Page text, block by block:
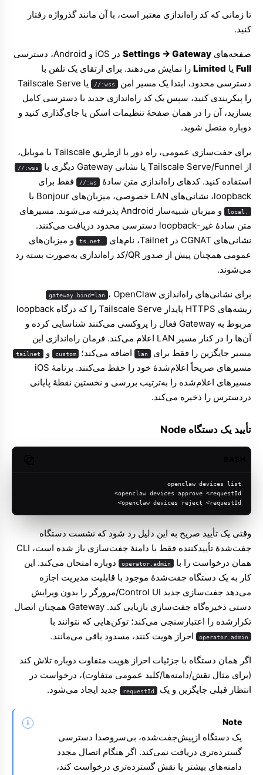
تا زمانی که کد راه‌اندازی معتبر است، با آن مانند گذرواژه رفتار
کنید.
صفحه‌های Settings → Gateway در iOS و Android، دسترسی
Full یا Limited را نمایش می‌دهند. برای ارتقای یک تلفن با
دسترسی محدود، ابتدا یک مسیر امن
wss://
یا Tailscale Serve
را پیکربندی کنید، سپس یک کد راه‌اندازی جدید با دسترسی کامل
بسازید، آن را در همان صفحهٔ تنظیمات اسکن یا جای‌گذاری کنید و
دوباره متصل شوید.
برای جفت‌سازی عمومی، راه دور یا ازطریق Tailscale با موبایل،
از Tailscale Serve/Funnel یا نشانی Gateway دیگری با
wss://
استفاده کنید. کدهای راه‌اندازی متن سادهٔ ws://
فقط برای
loopback، نشانی‌های LAN خصوصی، میزبان‌های Bonjour با
و میزبان شبیه‌ساز Android پذیرفته می‌شوند. مسیرهای
متن سادهٔ غیر-loopback دسترسی محدود دریافت می‌کنند.
نشانی‌های CGNAT در Tailnet، نام‌های
و میزبان‌های
عمومی همچنان پیش از صدور QR/کد راه‌اندازی به‌صورت بسته رد
می‌شوند.
برای نشانی‌های راه‌اندازی gateway.bind=lan ، OpenClaw
ریشه‌های HTTPS پایدار Tailscale Serve را که درگاه loopback
مربوط به Gateway فعال را پروکسی می‌کنند شناسایی کرده و
آن‌ها را در کنار مسیر LAN اعلام می‌کند. فرمان راه‌اندازی این
مسیر جایگزین را فقط برای
lan اضافه می‌کند؛ custom و tailnet
مسیرهای صریحاً اعلام‌شدهٔ خود را حفظ می‌کنند. برنامهٔ iOS
مسیرهای اعلام‌شده را به‌ترتیب بررسی و نخستین نقطهٔ پایانی
دردسترس را ذخیره می‌کند.
تأیید یک دستگاه Node
openclaw devices list
openclaw devices approve <requestId>
openclaw devices reject <requestId>
وقتی یک تأیید صریح به این دلیل رد شود که نشست دستگاه
جفت‌شدهٔ تأییدکننده فقط با دامنهٔ جفت‌سازی باز شده است، CLI
همان درخواست را با
operator.admin دوباره امتحان می‌کند. این
کار به یک دستگاه جفت‌شدهٔ موجود با قابلیت مدیریت اجازه
می‌دهد جفت‌سازی جدید Control UI/مرورگر را بدون ویرایش
دستی ذخیره‌گاه جفت‌سازی بازیابی کند. Gateway همچنان اتصال
تکرارشده را اعتبارسنجی می‌کند؛ توکن‌هایی که نتوانند با
operator.admin احراز هویت کنند، مسدود باقی می‌مانند.
اگر همان دستگاه با جزئیات احراز هویت متفاوت دوباره تلاش کند
(برای مثال نقش/دامنه‌ها/کلید عمومی متفاوت)، درخواست در
انتظار قبلی جایگزین و یک
requestId جدید ایجاد می‌شود.
Note
یک دستگاه ازپیش‌جفت‌شده، بی‌سروصدا دسترسی
گسترده‌تری دریافت نمی‌کند. اگر هنگام اتصال مجدد
دامنه‌های بیشتر یا نقش گسترده‌تری درخواست کند،